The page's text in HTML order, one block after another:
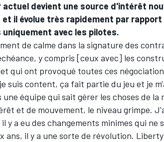
actuel devient une source d'intérêt
il évolue très rapidement par
avec les pilotes.
de calme dans la signature des
y compris [ceux avec] les
qui ont provoqué toutes ces
suis content, ça fait partie du jeu et je
une équipe qui sait gérer les choses de
et de mouvement, le niveau grimpe.
y a eu des changements minimes qui ne
ans, il y a une sorte de révolution.